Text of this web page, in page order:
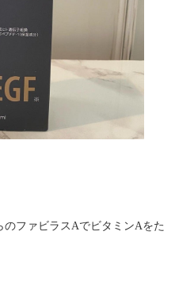
ファビラスAでビタミンAをた